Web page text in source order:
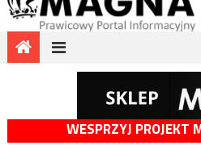
WESPRZYJ PROJEKT